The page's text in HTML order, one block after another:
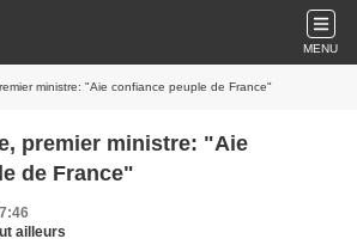
MENU
ministre: "Aie confiance peuple de France"
premier ministre: "Aie
de France"
ailleurs